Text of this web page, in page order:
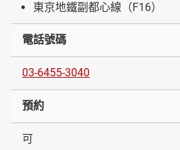
東京地鐵副都心線（F16）
電話號碼
03-6455-3040
預約
可